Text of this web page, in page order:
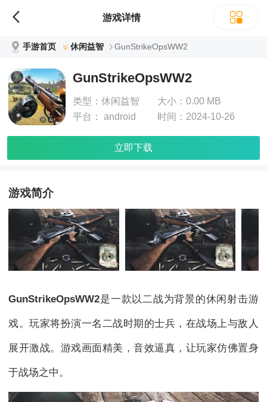
游戏详情
手游首页 休闲益智 GunStrikeOpsWW2
GunStrikeOpsWW2
类型： 休闲益智 大小：0.00 MB
平台：
android 时间： 2024-10-26
立即下载
游戏简介
GunStrikeOpsWW2是一款以二战为背景的休闲射击游
戏。玩家将扮演一名二战时期的士兵，在战场上与敌人
展开激战。游戏画面精美，音效逼真，让玩家仿佛置身
于战场之中。